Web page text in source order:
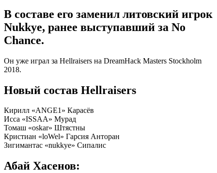
В составе его заменил литовский игрок
Nukkye, ранее выступавший за No
Chance.
Он уже играл за Hellraisers на DreamHack Masters Stockholm
2018.
Новый состав Hellraisers
Кирилл «ANGE1» Карасёв
Исса «ISSAA» Мурад
Томаш «oskar» Штястны
Кристиан «loWel» Гарсия Анторан
Зигимантас «nukkye» Сипалис
Абай Хасенов: